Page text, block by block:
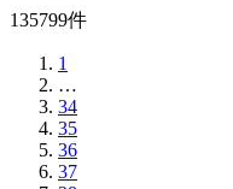
135799件
1
…
34
35
36
37